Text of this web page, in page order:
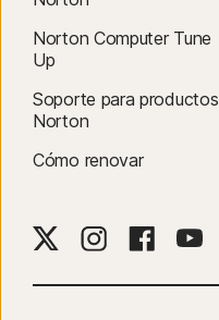
Resultados globales
La Supervisión de videos
Windows y el navegador de
YouTube incrustados en otros
Basado en una prueba de
Norton Computer Tune
Up
Soporte para productos
Norton
Cómo renovar